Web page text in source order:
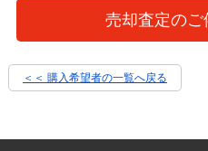
売却査定のご
＜＜ 購入希望者の一覧へ戻る